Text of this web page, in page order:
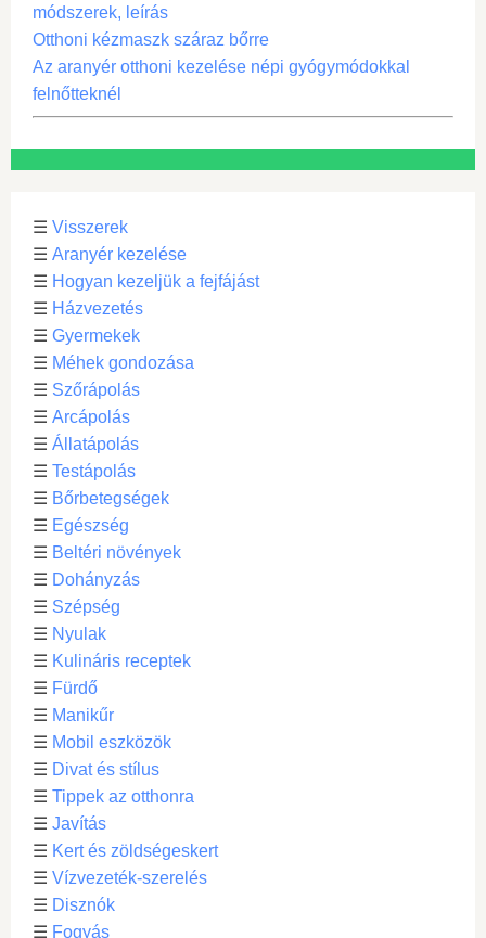
módszerek, leírás
Otthoni kézmaszk száraz bőrre
Az aranyér otthoni kezelése népi gyógymódokkal
felnőtteknél
☰ Visszerek
☰ Aranyér kezelése
☰ Hogyan kezeljük a fejfájást
☰ Házvezetés
☰ Gyermekek
☰ Méhek gondozása
☰ Szőrápolás
☰ Arcápolás
☰ Állatápolás
☰ Testápolás
☰ Bőrbetegségek
☰ Egészség
☰ Beltéri növények
☰ Dohányzás
☰ Szépség
☰ Nyulak
☰ Kulináris receptek
☰ Fürdő
☰ Manikűr
☰ Mobil eszközök
☰ Divat és stílus
☰ Tippek az otthonra
☰ Javítás
☰ Kert és zöldségeskert
☰ Vízvezeték-szerelés
☰ Disznók
☰ Fogyás